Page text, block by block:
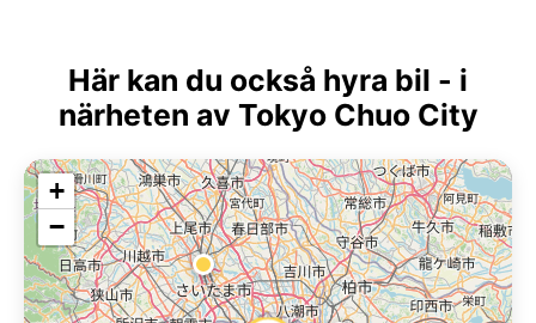
Här kan du också hyra bil - i
närheten av Tokyo Chuo City
+
−